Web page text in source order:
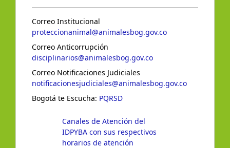
Correo Institucional
proteccionanimal@animalesbog.gov.co
Correo Anticorrupción
disciplinarios@animalesbog.gov.co
Correo Notificaciones Judiciales
notificacionesjudiciales@animalesbog.gov.co
Bogotá te Escucha: PQRSD
Canales de Atención del
IDPYBA con sus respectivos
horarios de atención